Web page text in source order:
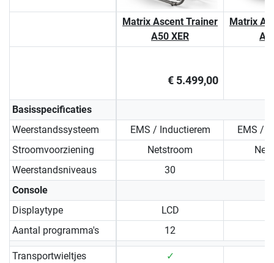
Matrix Ascent Trainer
A50 XER
Matrix
€ 5.499,00
Basisspecificaties
Weerstandssysteem
EMS / Inductierem
EMS /
Stroomvoorziening
Netstroom
Weerstandsniveaus
30
Console
Displaytype
LCD
Aantal programma's
12
Transportwieltjes ✓